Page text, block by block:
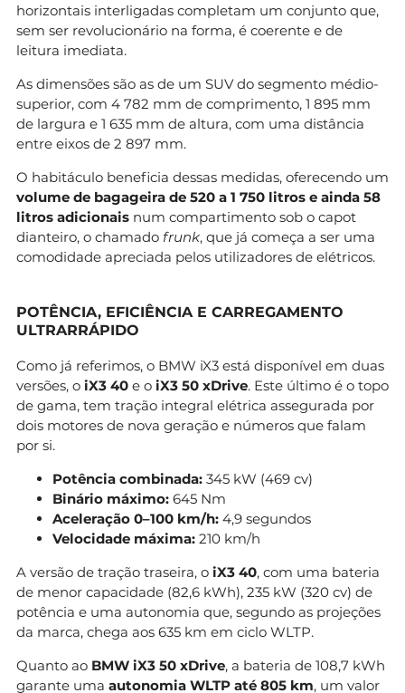
horizontais interligadas completam um conjunto que,
sem ser revolucionário na forma, é coerente e de
leitura imediata.
As dimensões são as de um SUV do segmento médio-
superior, com 4 782 mm de comprimento, 1 895 mm
de largura e 1 635 mm de altura, com uma distância
entre eixos de 2 897 mm.
O habitáculo beneficia dessas medidas, oferecendo um
volume de bagageira de 520 a 1 750 litros e ainda 58
litros adicionais num compartimento sob o capot
dianteiro, o chamado frunk, que já começa a ser uma
comodidade apreciada pelos utilizadores de elétricos.
POTÊNCIA, EFICIÊNCIA E CARREGAMENTO
ULTRARRÁPIDO
Como já referimos, o BMW iX3 está disponível em duas
versões, o iX3 40 e o iX3 50 xDrive. Este último é o topo
de gama, tem tração integral elétrica assegurada por
dois motores de nova geração e números que falam
por si.
Potência combinada: 345 kW (469 cv)
Binário máximo: 645 Nm
Aceleração 0–100 km/h: 4,9 segundos
Velocidade máxima: 210 km/h
A versão de tração traseira, o iX3 40, com uma bateria
de menor capacidade (82,6 kWh), 235 kW (320 cv) de
potência e uma autonomia que, segundo as projeções
da marca, chega aos 635 km em ciclo WLTP.
Quanto ao BMW iX3 50 xDrive, a bateria de 108,7 kWh
garante uma autonomia WLTP até 805 km, um valor